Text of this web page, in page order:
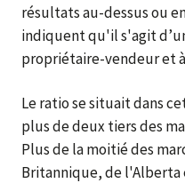
résultats au-dessus ou
indiquent qu'il s'agit
propriétaire-vendeur et
Le ratio se situait dans
plus de deux tiers des
Plus de la moitié des
Britannique, de